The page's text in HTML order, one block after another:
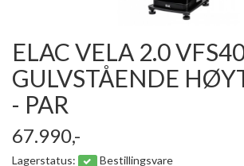
ELAC VELA 2.0
GULVSTÅENDE
- PAR
67.990,-
Lagerstatus:
Bestillingsvare